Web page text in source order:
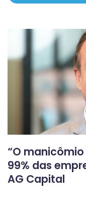
“O
99% das
AG Capital